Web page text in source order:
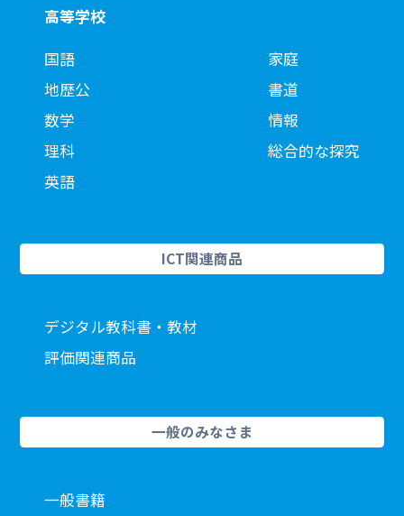
高等学校
国語
地歴公
数学
理科
英語
家庭
書道
情報
総合的な探究
ICT関連商品
デジタル教科書・教材
評価関連商品
一般のみなさま
一般書籍